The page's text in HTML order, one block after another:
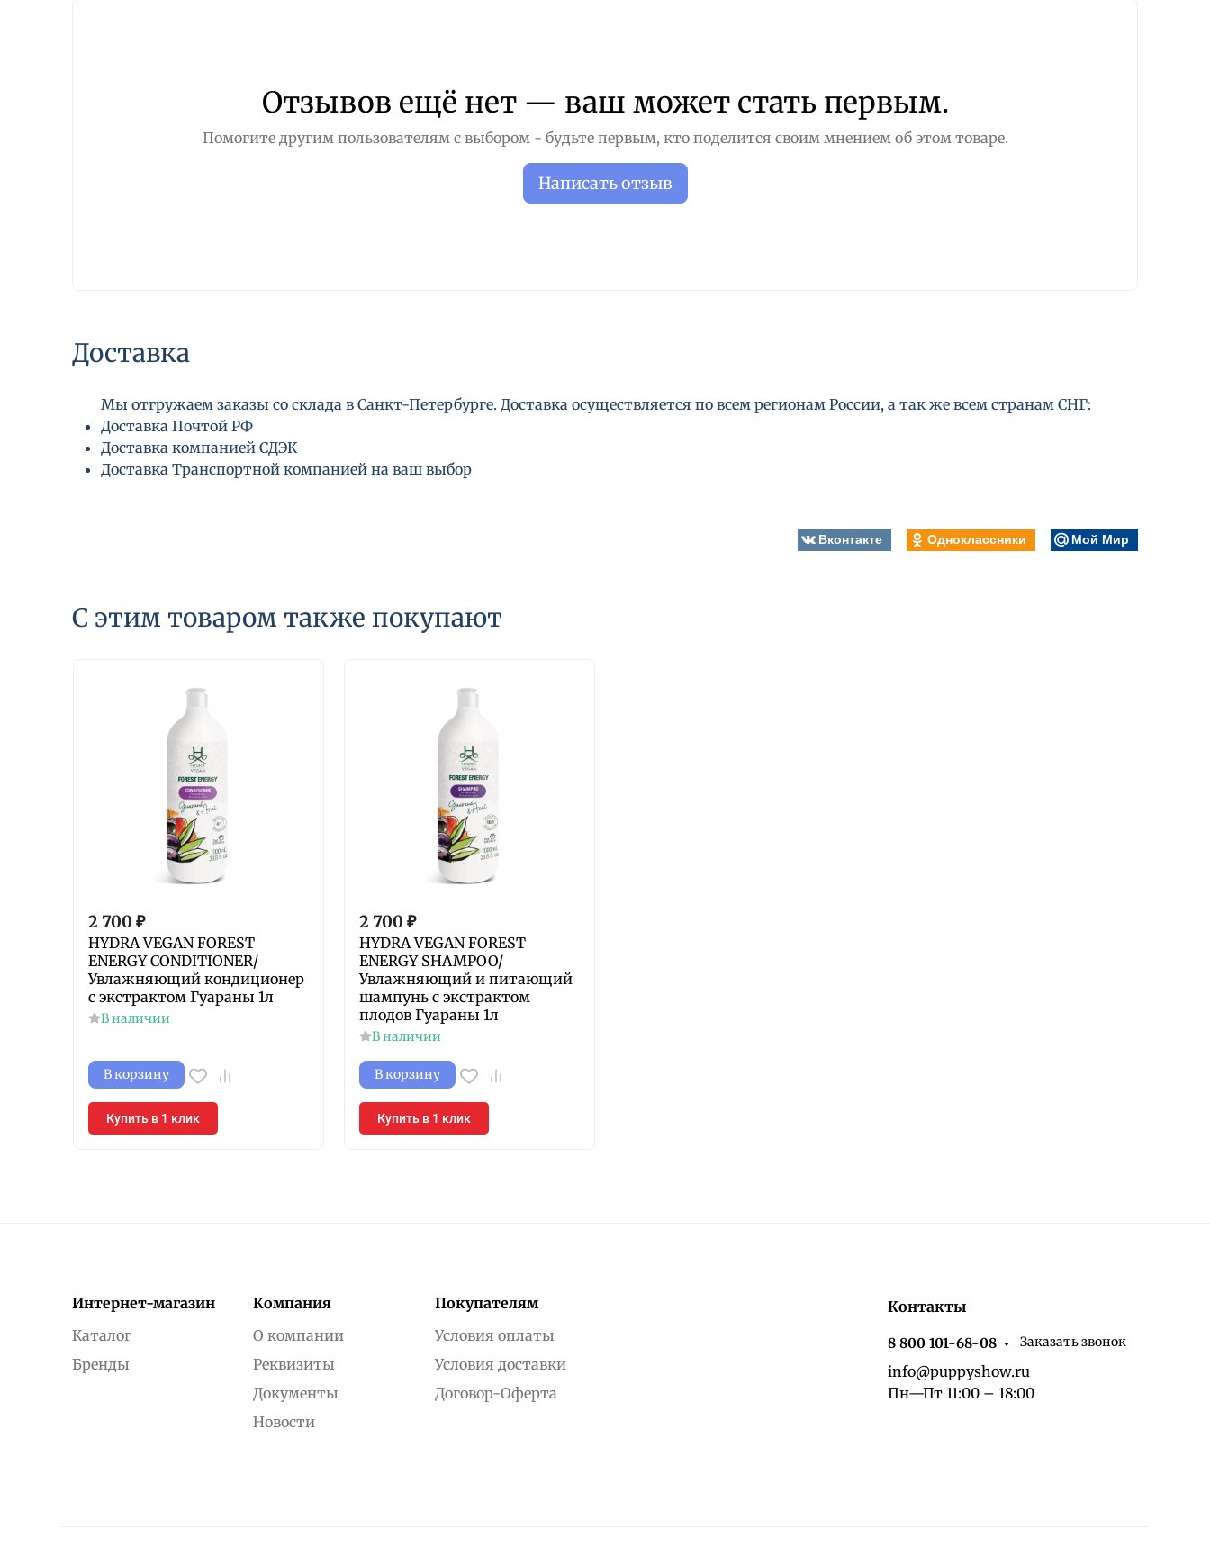
Отзывов ещё нет — ваш может стать первым.
Помогите другим пользователям с выбором - будьте первым, кто поделится своим мнением об этом товаре.
Написать отзыв
Доставка
Мы отгружаем заказы со склада в Санкт-Петербурге. Доставка осуществляется по всем регионам России, а так же всем странам СНГ:
Доставка Почтой РФ
Доставка компанией СДЭК
Доставка Транспортной компанией на ваш выбор
Вконтакте Одноклассники Мой Мир
С этим товаром также покупают
2 700 ₽
HYDRA VEGAN FOREST
ENERGY CONDITIONER/
Увлажняющий кондиционер
с экстрактом Гуараны 1л
В наличии
В корзину
Купить в 1 клик
2 700 ₽
HYDRA VEGAN FOREST
ENERGY SHAMPOO/
Увлажняющий и питающий
шампунь с экстрактом
плодов Гуараны 1л
В наличии
В корзину
Купить в 1 клик
Интернет-магазин
Каталог
Бренды
Компания
О компании
Реквизиты
Документы
Новости
Покупателям
Условия оплаты
Условия доставки
Договор-Оферта
Контакты
8 800 101-68-08 Заказать звонок
info@puppyshow.ru
Пн—Пт 11:00 – 18:00